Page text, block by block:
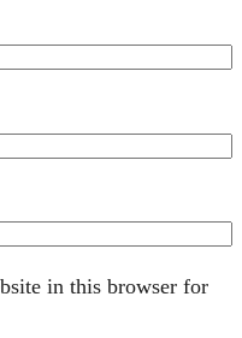
in this browser for